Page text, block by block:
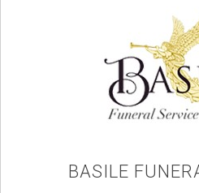
BASILE